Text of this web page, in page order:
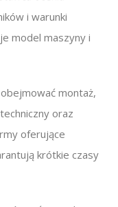
i warunki
model maszyny i
montaż,
oraz
oferujące
krótkie czasy